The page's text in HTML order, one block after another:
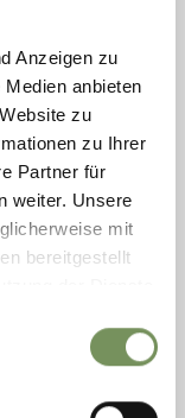
Anzeigen zu
anbieten
zu
zu Ihrer
Partner für
weiter. Unsere
mit
bereitgestellt